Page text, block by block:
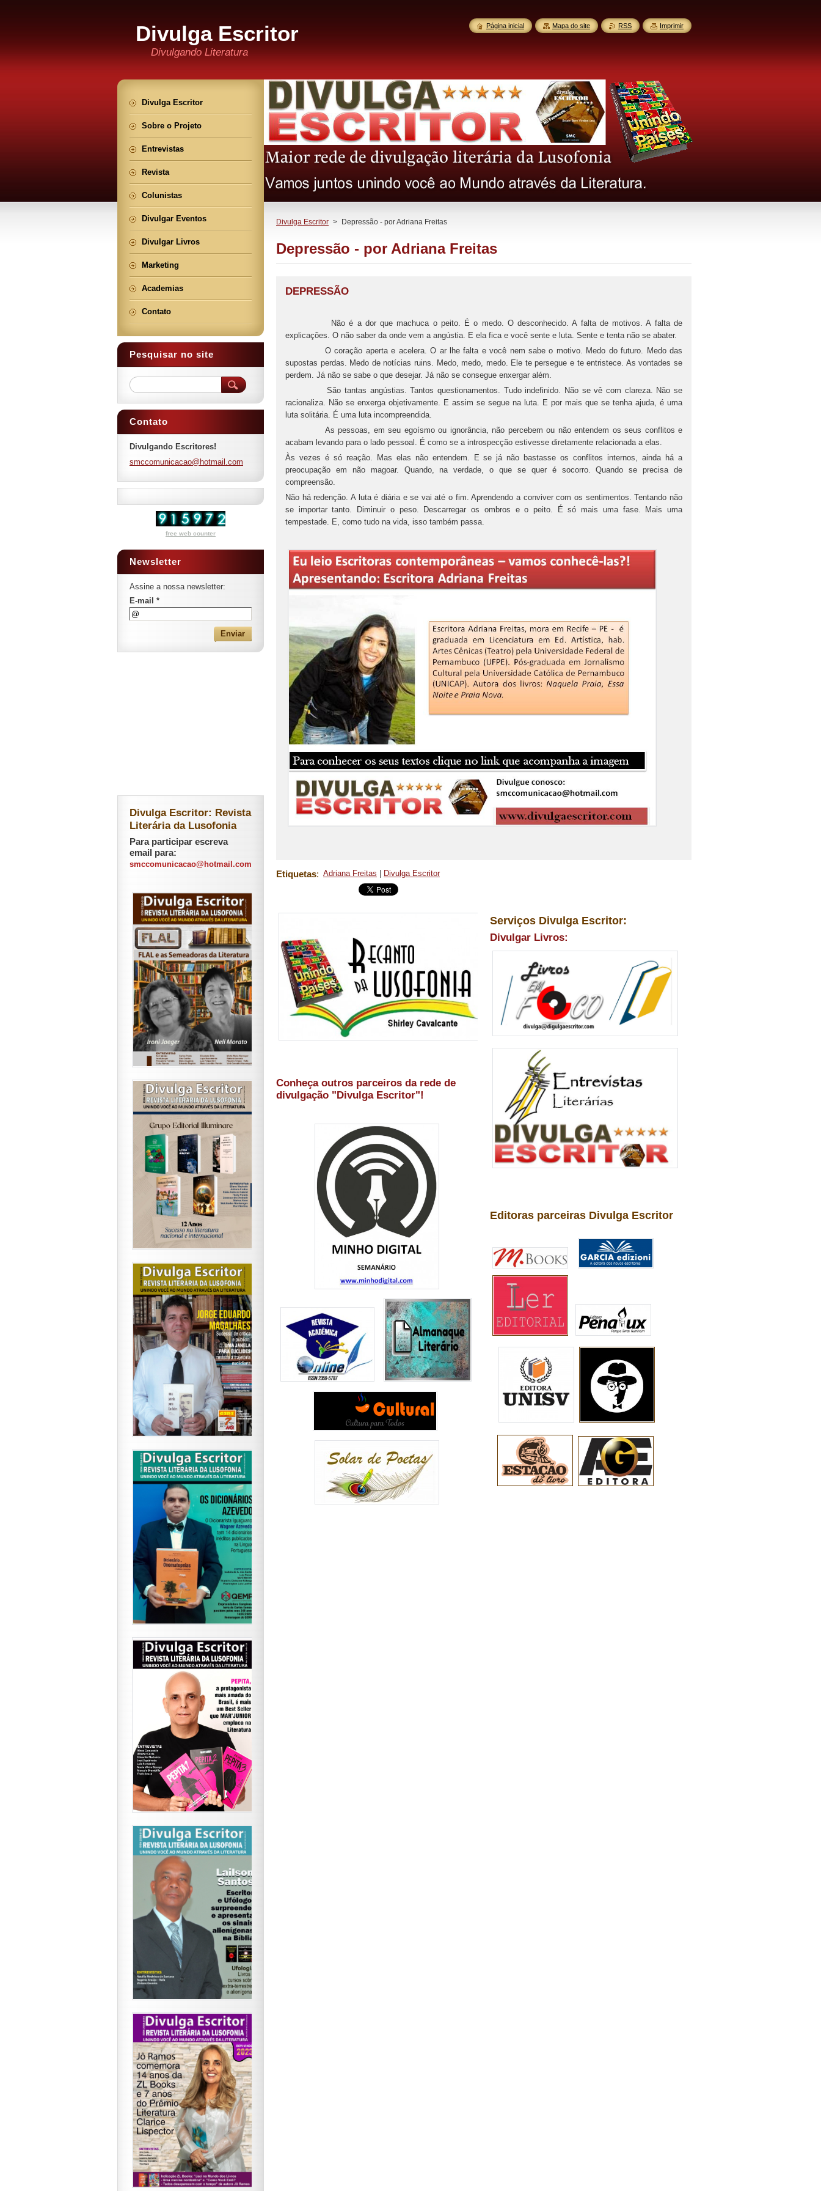
Divulga Escritor
Divulgando Literatura
Divulga Escritor > Depressão - por Adriana Freitas
Depressão - por Adriana Freitas
DEPRESSÃO
Não é a dor que machuca o peito. É o medo. O desconhecido. A falta de motivos. A falta de
explicações. O não saber da onde vem a angústia. E ela fica e você sente e luta. Sente e tenta não se abater.
O coração aperta e acelera. O ar lhe falta e você nem sabe o motivo. Medo do futuro. Medo das
supostas perdas. Medo de notícias ruins. Medo, medo, medo. Ele te persegue e te entristece. As vontades se
perdem. Já não se sabe o que desejar. Já não se consegue enxergar além.
São tantas angústias. Tantos questionamentos. Tudo indefinido. Não se vê com clareza. Não se
racionaliza. Não se enxerga objetivamente. E assim se segue na luta. E por mais que se tenha ajuda, é uma
luta solitária. É uma luta incompreendida.
As pessoas, em seu egoísmo ou ignorância, não percebem ou não entendem os seus conflitos e
acabam levando para o lado pessoal. É como se a introspecção estivesse diretamente relacionada a elas.
Às vezes é só reação. Mas elas não entendem. E se já não bastasse os conflitos internos, ainda há a
preocupação em não magoar. Quando, na verdade, o que se quer é socorro. Quando se precisa de
compreensão.
Não há redenção. A luta é diária e se vai até o fim. Aprendendo a conviver com os sentimentos. Tentando não
se importar tanto. Diminuir o peso. Descarregar os ombros e o peito. É só mais uma fase. Mais uma
tempestade. E, como tudo na vida, isso também passa.
Etiquetas: Adriana Freitas Divulga Escritor
Conheça outros parceiros da rede de
divulgação "Divulga Escritor"!
Serviços Divulga Escritor:
Divulgar Livros:
Editoras parceiras Divulga Escritor
Divulga Escritor
Sobre o Projeto
Entrevistas
Revista
Colunistas
Divulgar Eventos
Divulgar Livros
Marketing
Academias
Contato
Pesquisar no site
Contato
Divulgando Escritores!
smccomunicacao@hotmail.com
free web counter
Newsletter
Assine a nossa newsletter:
E-mail *
Divulga Escritor: Revista
Literária da Lusofonia
Para participar escreva
email para:
smccomunicacao@hotmail.com
Página inicial Mapa do site RSS Imprimir